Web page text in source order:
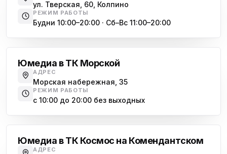
ул. Тверская, 60, Колпино
РЕЖИМ РАБОТЫ
Будни 10:00–20:00 · Сб–Вс 11:00–20:00
Юмедиа в ТК Морской
АДРЕС
Морская набережная, 35
РЕЖИМ РАБОТЫ
с 10:00 до 20:00 без выходных
Юмедиа в ТК Космос на Комендантском
АДРЕС